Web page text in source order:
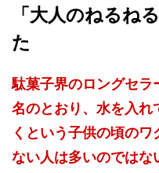
「大人のねるね
た
駄菓子界のロングセラ
名のとおり、水を入れ
くという子供の頃の
ない人は多いのではな